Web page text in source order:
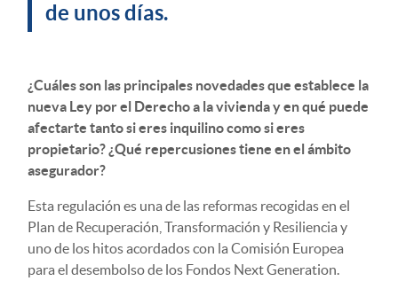
de unos días.
¿Cuáles son las principales novedades que establece la
nueva Ley por el Derecho a la vivienda y en qué puede
afectarte tanto si eres inquilino como si eres
propietario? ¿Qué repercusiones tiene en el ámbito
asegurador?
Esta regulación es una de las reformas recogidas en el
Plan de Recuperación, Transformación y Resiliencia y
uno de los hitos acordados con la Comisión Europea
para el desembolso de los Fondos Next Generation.